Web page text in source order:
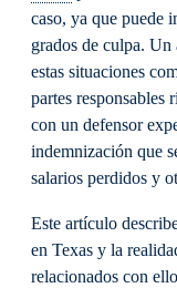
caso, ya que puede
grados de culpa. Un
estas situaciones
partes responsables
con un defensor
indemnización que
salarios perdidos y
Este artículo
en Texas y la
relacionados con